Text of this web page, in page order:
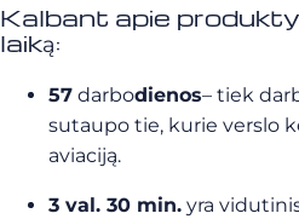
Kalbant apie
laiką:
57 darbodienos– tiek
sutaupo tie, kurie verslo
aviaciją.
3 val. 30 min. yra